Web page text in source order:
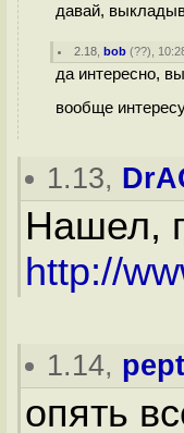
давай,
2.18 ,bob (??),
да интересно,
вообще
1.13,
Нашел,
http://
1.14,
опять